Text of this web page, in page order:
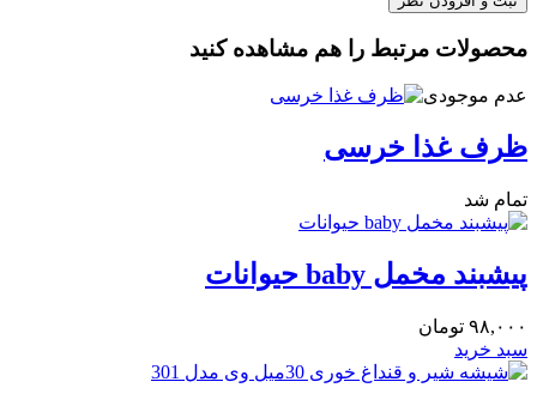
محصولات مرتبط را هم مشاهده کنید
عدم موجودی
ظرف غذا خرسی
تمام شد
پیشبند مخمل baby حیوانات
۹۸,۰۰۰ تومان
سبد خرید